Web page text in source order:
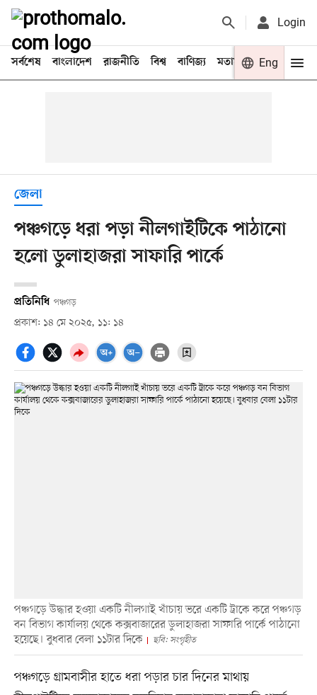
Login
সর্বশেষ বাংলাদেশ রাজনীতি বিশ্ব বাণিজ্য মতামত খেলা
Eng
জেলা
পঞ্চগড়ে ধরা পড়া নীলগাইটিকে পাঠানো
হলো ডুলাহাজরা সাফারি পার্কে
প্রতিনিধি পঞ্চগড়
প্রকাশ: ১৪ মে ২০২৫, ১১: ১৪
পঞ্চগড়ে উদ্ধার হওয়া একটি নীলগাই খাঁচায় ভরে একটি ট্রাকে করে পঞ্চগড়
বন বিভাগ কার্যালয় থেকে কক্সবাজারের ডুলাহাজরা সাফারি পার্কে পাঠানো
হয়েছে। বুধবার বেলা ১১টার দিকে
ছবি: সংগৃহীত
পঞ্চগড়ে গ্রামবাসীর হাতে ধরা পড়ার চার দিনের মাথায়